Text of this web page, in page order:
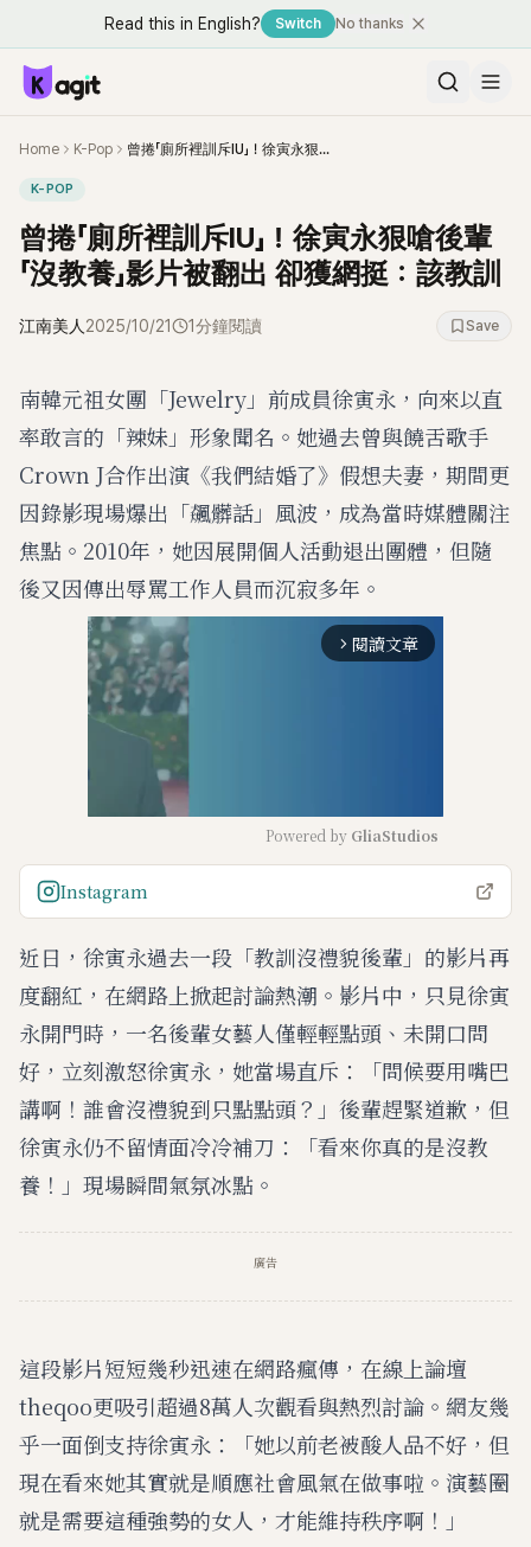
Read this in English? Switch No thanks
Home K-Pop 曾捲「廁所裡訓斥IU」！徐寅永狠嗆後輩「沒教養」影片被翻出 卻獲網挺：該教訓
K-POP
曾捲「廁所裡訓斥IU」！徐寅永狠嗆後輩
「沒教養」影片被翻出 卻獲網挺：該教訓
江南美人 2025/10/21 1分鐘閱讀 Save
南韓元祖女團「Jewelry」前成員徐寅永，向來以直
率敢言的「辣妹」形象聞名。她過去曾與饒舌歌手
Crown J合作出演《我們結婚了》假想夫妻，期間更
因錄影現場爆出「飆髒話」風波，成為當時媒體關注
焦點。2010年，她因展開個人活動退出團體，但隨
後又因傳出辱罵工作人員而沉寂多年。
arrow_forward_ios 閱讀文章
e
Powered by GliaStudios
Instagram
近日，徐寅永過去一段「教訓沒禮貌後輩」的影片再
度翻紅，在網路上掀起討論熱潮。影片中，只見徐寅
永開門時，一名後輩女藝人僅輕輕點頭、未開口問
好，立刻激怒徐寅永，她當場直斥：「問候要用嘴巴
講啊！誰會沒禮貌到只點點頭？」後輩趕緊道歉，但
徐寅永仍不留情面冷冷補刀：「看來你真的是沒教
養！」現場瞬間氣氛冰點。
廣告
這段影片短短幾秒迅速在網路瘋傳，在線上論壇
theqoo更吸引超過8萬人次觀看與熱烈討論。網友幾
乎一面倒支持徐寅永：「她以前老被酸人品不好，但
現在看來她其實就是順應社會風氣在做事啦。演藝圈
就是需要這種強勢的女人，才能維持秩序啊！」